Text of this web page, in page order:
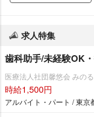
求人特集
歯科助手/未経験OK
医療法人社団馨悠会 みの
時給1,500円
アルバイト・パート / 東京